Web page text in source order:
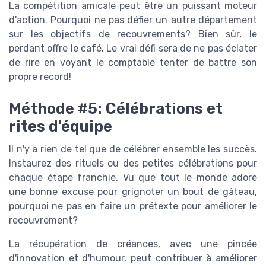
La compétition amicale peut être un puissant moteur
d'action. Pourquoi ne pas défier un autre département
sur les objectifs de recouvrements? Bien sûr, le
perdant offre le café. Le vrai défi sera de ne pas éclater
de rire en voyant le comptable tenter de battre son
propre record!
Méthode #5: Célébrations et
rites d'équipe
Il n'y a rien de tel que de célébrer ensemble les succès.
Instaurez des rituels ou des petites célébrations pour
chaque étape franchie. Vu que tout le monde adore
une bonne excuse pour grignoter un bout de gâteau,
pourquoi ne pas en faire un prétexte pour améliorer le
recouvrement?
La récupération de créances, avec une pincée
d'innovation et d'humour, peut contribuer à améliorer